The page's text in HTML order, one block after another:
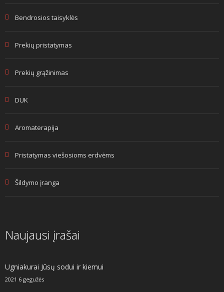
Bendrosios taisyklės
Prekių pristatymas
Prekių grąžinimas
DUK
Aromaterapija
Pristatymas viešosioms erdvėms
Šildymo įranga
Naujausi įrašai
Ugniakurai Jūsų sodui ir kiemui
2021 6 gegužės